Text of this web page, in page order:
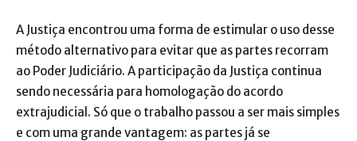
A Justiça encontrou uma forma de estimular o uso desse
método alternativo para evitar que as partes recorram
ao Poder Judiciário. A participação da Justiça continua
sendo necessária para homologação do acordo
extrajudicial. Só que o trabalho passou a ser mais simples
e com uma grande vantagem: as partes já se